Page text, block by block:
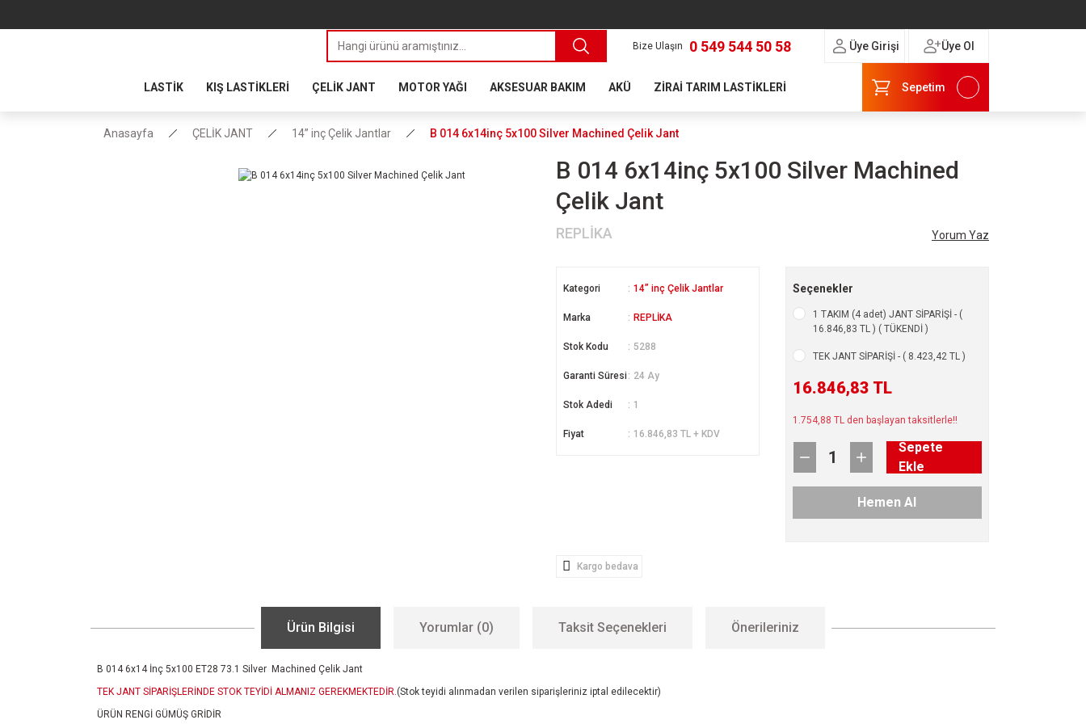
Bize Ulaşın 0 549 544 50 58 Üye Girişi Üye Ol
LASTİK KIŞ LASTİKLERİ ÇELİK JANT MOTOR YAĞI AKSESUAR BAKIM AKÜ ZİRAİ TARIM LASTİKLERİ Sepetim
Anasayfa ÇELİK JANT 14” inç Çelik Jantlar B 014 6x14inç 5x100 Silver Machined Çelik Jant
B 014 6x14inç 5x100 Silver Machined
Çelik Jant
REPLİKA Yorum Yaz
Kategori 14” inç Çelik Jantlar
Marka REPLİKA
Stok Kodu 5288
Garanti Süresi 24 Ay
Stok Adedi 1
Fiyat 16.846,83 TL + KDV
Seçenekler
1 TAKIM (4 adet) JANT SİPARİŞİ - (
16.846,83 TL ) ( TÜKENDİ )
TEK JANT SİPARİŞİ - ( 8.423,42 TL )
16.846,83 TL
1.754,88 TL den başlayan taksitlerle!!
Sepete
Ekle
Hemen Al
Kargo bedava
Ürün Bilgisi Yorumlar (0) Taksit Seçenekleri Önerileriniz
B 014 6x14 İnç 5x100 ET28 73.1 Silver Machined Çelik Jant
TEK JANT SİPARİŞLERİNDE STOK TEYİDİ ALMANIZ GEREKMEKTEDİR.(Stok teyidi alınmadan verilen siparişleriniz iptal edilecektir)
ÜRÜN RENGİ GÜMÜŞ GRİDİR